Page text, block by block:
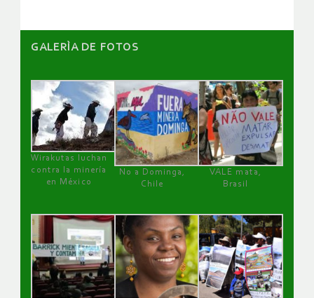
GALERÌA DE FOTOS
Wirakutas luchan
contra la minería
en México
No a Dominga,
Chile
VALE mata,
Brasil